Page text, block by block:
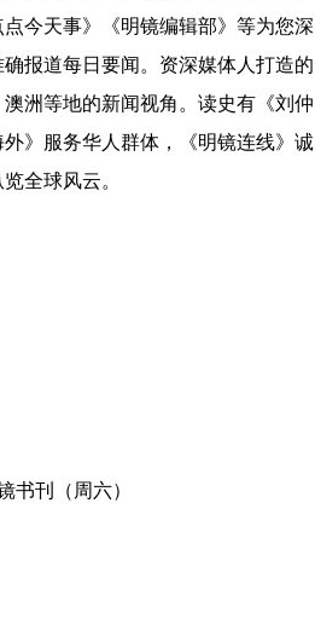
今天事》《明镜编辑部》等为您深
报道每日要闻。资深媒体人打造的
洲等地的新闻视角。读史有《刘仲
》服务华人群体，《明镜连线》诚
全球风云。
书刊（周六）